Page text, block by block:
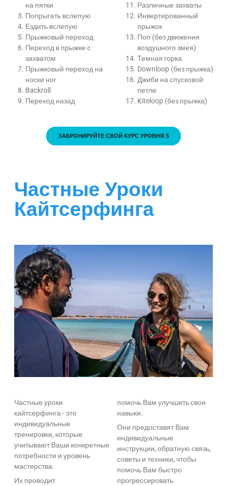
на пятки
Попрыгать вслепую
Ездить вслепую
Прыжковый переход
Переход в прыжке с
захватом
Прыжковый переход на
носки ног
Backroll
Переход назад
Различные захваты
Инвертированный
прыжок
Поп (без движения
воздушного змея)
Темная горка
Downloop (без прыжка)
Джиби на спусковой
петле
Kiteloop (без прыжка)
ЗАБРОНИРУЙТЕ СВОЙ КУРС УРОВНЯ 5
Частные Уроки
Кайтсерфинга
Частные уроки
кайтсерфинга - это
индивидуальные
тренировки, которые
учитывают Ваши конкретные
потребности и уровень
мастерства.
Их проводит
помочь Вам улучшить свои
навыки.
Они предоставят Вам
индивидуальные
инструкции, обратную связь,
советы и техники, чтобы
помочь Вам быстро
прогрессировать.